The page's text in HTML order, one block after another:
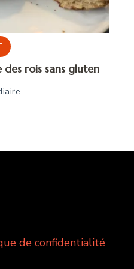
rois sans gluten
de confidentialité